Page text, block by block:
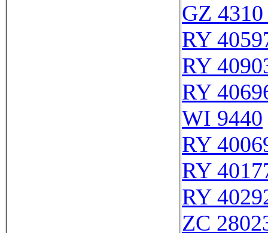
GZ
RY
RY
RY
WI 9440
RY
RY
RY
ZC